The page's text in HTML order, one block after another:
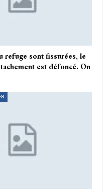
refuge sont fissurées, le
est défoncé. On